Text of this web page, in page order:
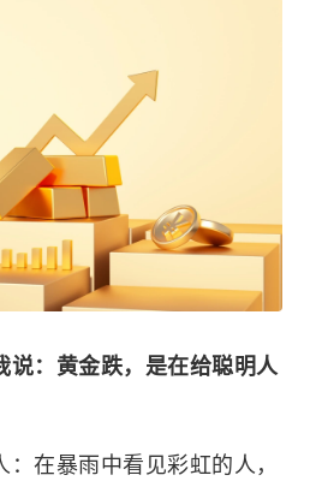
说：黄金跌，是在给聪明人
在暴雨中看见彩虹的人，